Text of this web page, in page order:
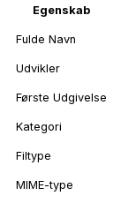
Egenskab
Fulde Navn
Udvikler
Første Udgivelse
Kategori
Filtype
MIME-type